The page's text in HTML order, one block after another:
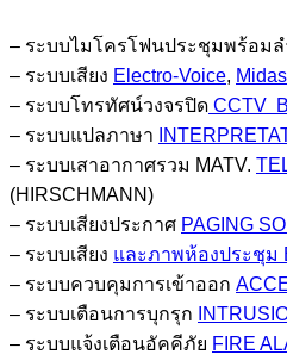
– ระบบไมโครโฟนประชุมพร้อมล
– ระบบเสียง Electro-Voice, Midas
– ระบบโทรทัศน์วงจรปิด CCTV
– ระบบแปลภาษา
– ระบบเสาอากาศรวม MATV.
(HIRSCHMANN)
– ระบบเสียงประกาศ PAGING
– ระบบเสียง และภาพห้องประชุม
– ระบบควบคุมการเข้าออก
– ระบบเตือนการบุกรุก
– ระบบแจ้งเตือนอัคคีภัย FIRE